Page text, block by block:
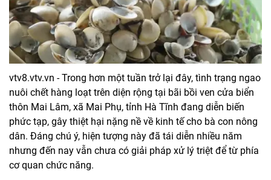
vtv8.vtv.vn - Trong hơn một tuần trở lại đây, tình trạng ngao
nuôi chết hàng loạt trên diện rộng tại bãi bồi ven cửa biển
thôn Mai Lâm, xã Mai Phụ, tỉnh Hà Tĩnh đang diễn biến
phức tạp, gây thiệt hại nặng nề về kinh tế cho bà con nông
dân. Đáng chú ý, hiện tượng này đã tái diễn nhiều năm
nhưng đến nay vẫn chưa có giải pháp xử lý triệt để từ phía
cơ quan chức năng.